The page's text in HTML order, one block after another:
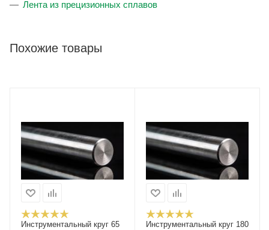
Лента из прецизионных сплавов
Похожие товары
Инструментальный круг 65
Инструментальный круг 180